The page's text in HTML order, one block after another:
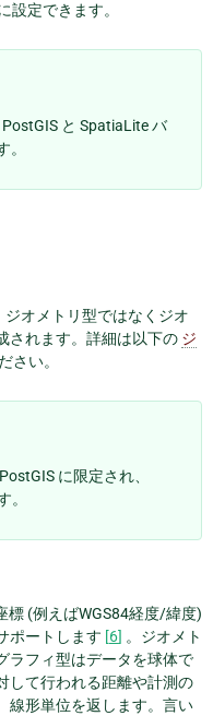
設定できます。
と SpatiaLite バ
。
ジオメトリ型ではなくジオ
されます。詳細は以下の ジ
さい。
に限定され、
。
標 (例えばWGS84経度/緯度)
ポートします [6] 。ジオメト
ラフィ型はデータを球体で
して行われる距離や計測の
線形単位を返します。言い